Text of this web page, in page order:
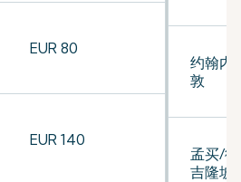
EUR 80
EUR 140
约翰内
敦
孟买/
吉隆坡